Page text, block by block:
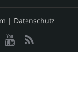
| Datenschutz